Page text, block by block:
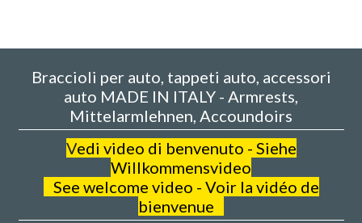
Braccioli per auto, tappeti auto, accessori
auto MADE IN ITALY - Armrests,
Mittelarmlehnen, Accoundoirs
Vedi video di benvenuto - Siehe
Willkommensvideo
See welcome video - Voir la vidéo de
bienvenue